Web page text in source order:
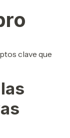
clave que